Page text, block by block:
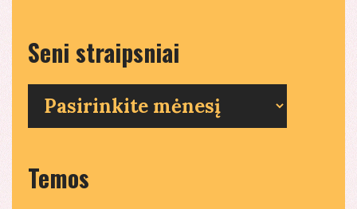
Seni straipsniai
straipsniai
Temos